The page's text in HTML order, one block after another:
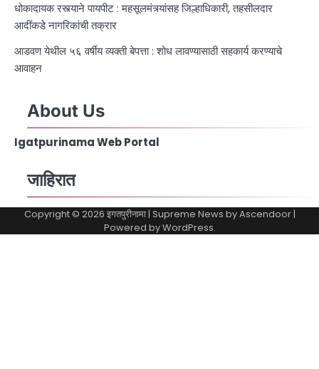
धोकादायक रस्त्याने पायपीट : महसूलमंत्र्यांसह जिल्हाधिकारी, तहसीलदार
आदींकडे नागरिकांची तक्रार
आडवण येथील ५६ वर्षीय व्यक्ती बेपत्ता : शोध लावण्यासाठी सहकार्य करण्याचे
आवाहन
About Us
Igatpurinama Web Portal
जाहिरात
Copyright © 2026 इगतपुरीनामा| Supreme News byAscendoor|
Powered byWordPress.